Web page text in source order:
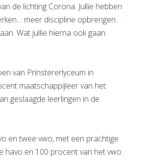
de lichting Corona. Jullie hebben
meer discipline opbrengen…
Wat jullie hierna ook gaan
van Prinstererlyceum in
maatschappijleer van het
geslaagde leerlingen in de
en twee vwo, met een prachtige
havo en 100 procent van het vwo.